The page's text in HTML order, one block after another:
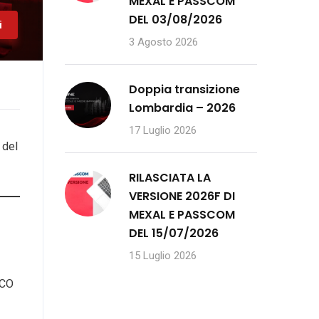
del
DEL 03/08/2026
3 Agosto 2026
Doppia transizione
Lombardia – 2026
17 Luglio 2026
RILASCIATA LA
VERSIONE 2026F DI
MEXAL E PASSCOM
DEL 15/07/2026
15 Luglio 2026